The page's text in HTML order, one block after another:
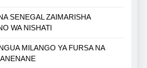
SENEGAL ZAIMARISHA
WA NISHATI
MILANGO YA FURSA NA